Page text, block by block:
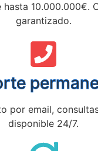
hasta 10.000.000€.
garantizado.
por email,
disponible 24/7.